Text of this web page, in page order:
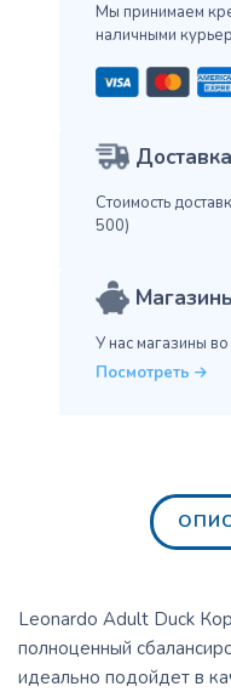
Мы принимаем
наличными
Доставка
Стоимость
500)
У нас магазины
Посмотреть
Leonardo Adult Duck
полноценный
идеально подойдет в